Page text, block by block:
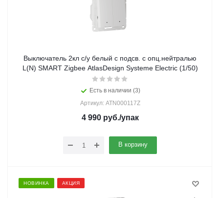
Выключатель 2кл с/у белый с подсв. с опц.нейтралью
L(N) SMART Zigbee AtlasDesign Systeme Electric (1/50)
Есть в наличии (3)
Артикул: ATN000117Z
4 990руб./упак
В корзину
НОВИНКА АКЦИЯ